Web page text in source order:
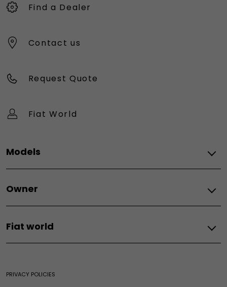
Find a Dealer
Contact us
Request Quote
Fiat World
Models
Topolino
E-ulysse
Owner
Fiat spare parts
Fiat world
Heritage
PRIVACY POLICIES